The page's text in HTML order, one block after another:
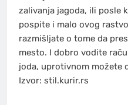
zalivanja jagoda, ili posle
pospite i malo ovog
razmišljate o tome da
mesto. I dobro vodite
joda, uprotivnom možete
Izvor: stil.kurir.rs